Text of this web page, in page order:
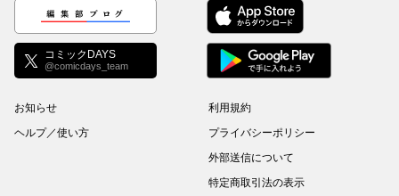
編集部ブログ
コミックDAYS
@comicdays_team
お知らせ
ヘルプ／使い方
利用規約
プライバシーポリシー
外部送信について
特定商取引法の表示